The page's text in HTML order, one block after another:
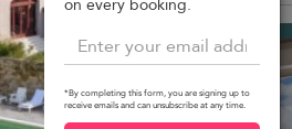
1.232 USD
per night
on every booking.
*By completing this form, you are signing up to
receive emails and can unsubscribe at any time.